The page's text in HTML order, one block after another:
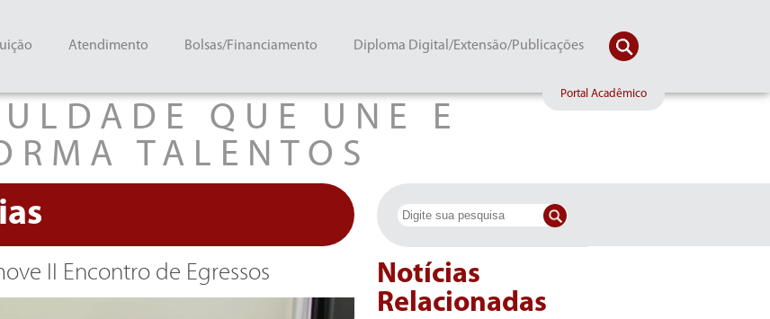
Atendimento Bolsas/Financiamento Diploma Digital/Extensão/Publicações
Portal Acadêmico
QUE UNE E
TALENTOS
II Encontro de Egressos
Notícias
Relacionadas